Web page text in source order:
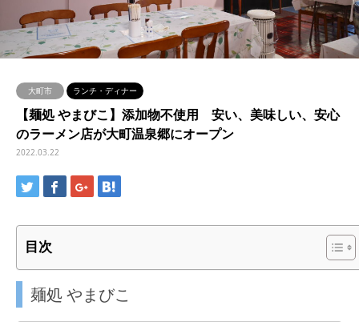
大町市 ランチ・ディナー
【麺処 やまびこ】添加物不使用 安い、美味しい、安心
のラーメン店が大町温泉郷にオープン
2022.03.22
目次
麺処 やまびこ